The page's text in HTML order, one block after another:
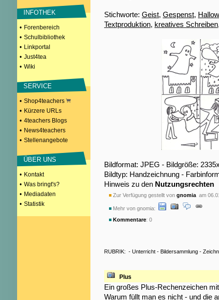
INFOTHEK
• Forenbereich
• Schulbibliothek
• Linkportal
• Just4tea
• Wiki
SERVICE
• Shop4teachers
• Kürzere URLs
• 4teachers Blogs
• News4teachers
• Stellenangebote
ÜBER UNS
• Kontakt
• Was bringt's?
• Mediadaten
• Statistik
Stichworte: Geist, Gespenst,
Textproduktion, kreatives Schreiben
Bildformat: JPEG - Bildgröße:
Bildtyp: Handzeichnung -
Hinweis zu den Nutzungsrechten
Zur Verfügung gestellt von gnomia am
Mehr von gnomia:
Kommentare: 0
RUBRIK: - Unterricht - Bildersammlung -
Plus
Ein großes Plus-Rechenzeichen
Warum füllt man es nicht - und die